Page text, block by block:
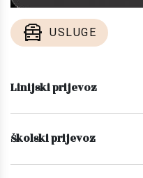
USLUGE
Linijski prijevoz
Školski prijevoz